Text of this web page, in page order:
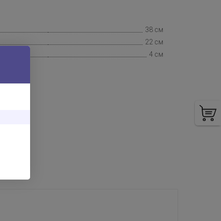
38 см
22 см
4 см